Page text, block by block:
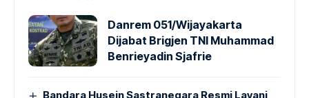
Danrem 051/Wijayakarta
Dijabat Brigjen TNI Muhammad
Benrieyadin Sjafrie
Bandara Husein Sastranegara Resmi Layani